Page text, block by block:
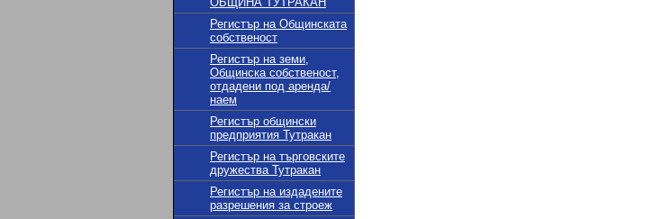
Регистър на Общинската
собственост
Регистър на земи,
Общинска собственост,
отдадени под аренда/
наем
Регистър общински
предприятия Тутракан
Регистър на търговските
дружества Тутракан
Регистър на издадените
разрешения за строеж